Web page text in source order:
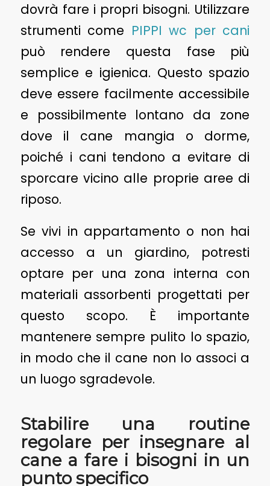
dovrà fare i propri bisogni. Utilizzare
strumenti come PIPPI wc per cani
può rendere questa fase più
semplice e igienica. Questo spazio
deve essere facilmente accessibile
e possibilmente lontano da zone
dove il cane mangia o dorme,
poiché i cani tendono a evitare di
sporcare vicino alle proprie aree di
riposo.
Se vivi in appartamento o non hai
accesso a un giardino, potresti
optare per una zona interna con
materiali assorbenti progettati per
questo scopo. È importante
mantenere sempre pulito lo spazio,
in modo che il cane non lo associ a
un luogo sgradevole.
Stabilire una routine
regolare per insegnare al
cane a fare i bisogni in un
punto specifico